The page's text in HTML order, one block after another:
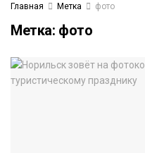
Главная Метка фото
Метка: фото